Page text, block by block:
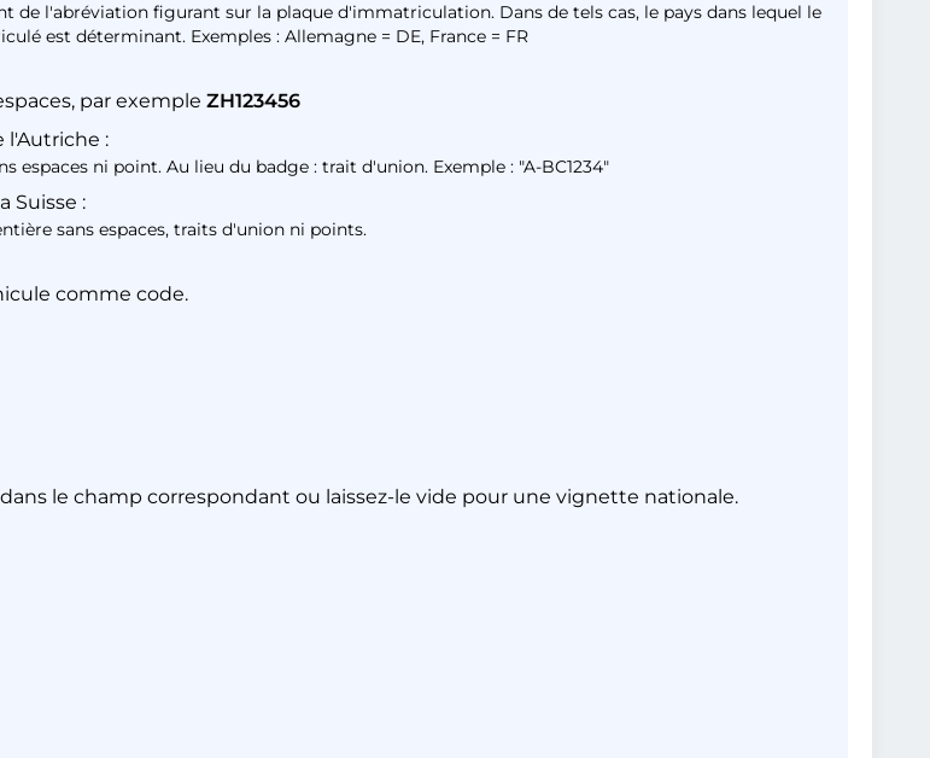
de l'abréviation figurant sur la plaque d'immatriculation. Dans de tels cas, le pays dans lequel le
est déterminant. Exemples : Allemagne = DE, France = FR
par exemple ZH123456
l'Autriche :
espaces ni point. Au lieu du badge : trait d'union. Exemple : "A-BC1234"
Suisse :
sans espaces, traits d'union ni points.
comme code.
le champ correspondant ou laissez-le vide pour une vignette nationale.